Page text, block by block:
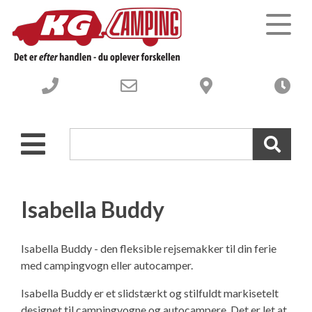
Nye Campingvogne
-----------------------------------
Autocampere og Vans
Engros Autocampere og Vans
Værksted – Velkommen til
Isabella Buddy
Isabella Buddy - den fleksible rejsemakker til din ferie
med campingvogn eller autocamper.
Isabella Buddy er et slidstærkt og stilfuldt markisetelt